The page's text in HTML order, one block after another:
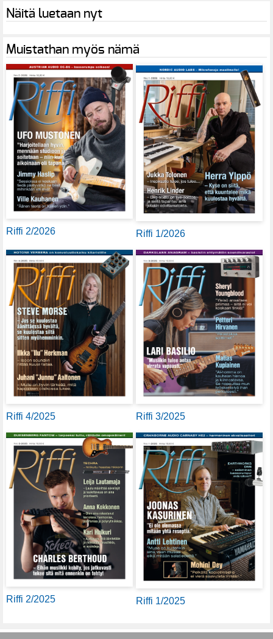
Näitä luetaan nyt
Muistathan myös nämä
Riffi 2/2026 Riffi 1/2026
Riffi 4/2025 Riffi 3/2025
Riffi 2/2025 Riffi 1/2025